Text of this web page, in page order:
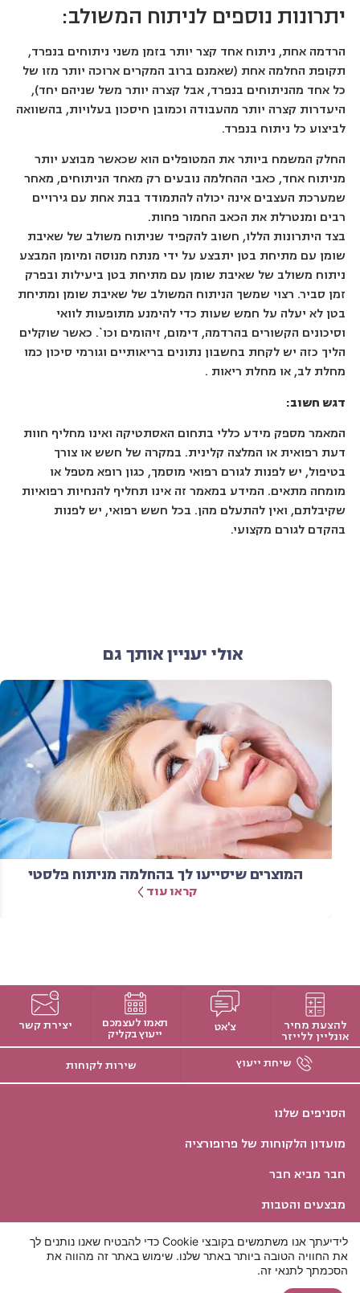
יתרונות נוספים לניתוח המשולב:
הרדמה אחת, ניתוח אחד קצר יותר בזמן משני ניתוחים בנפרד,
תקופת החלמה אחת (שאמנם ברוב המקרים ארוכה יותר מזו של
כל אחד מהניתוחים בנפרד, אבל קצרה יותר משל שניהם יחד),
היעדרות קצרה יותר מהעבודה וכמובן חיסכון בעלויות, בהשוואה
לביצוע כל ניתוח בנפרד.
החלק המשמח ביותר את המטופלים הוא שכאשר מבוצע יותר
מניתוח אחד, כאבי ההחלמה נובעים רק מאחד הניתוחים, מאחר
שמערכת העצבים אינה יכולה להתמודד בבת אחת עם גירויים
רבים ומנטרלת את הכאב החמור פחות.
בצד היתרונות הללו, חשוב להקפיד שניתוח משולב של שאיבת
שומן עם מתיחת בטן יתבצע על ידי מנתח מנוסה ומיומן המבצע
ניתוח משולב של שאיבת שומן עם מתיחת בטן ביעילות ובפרק
זמן סביר. רצוי שמשך הניתוח המשולב של שאיבת שומן ומתיחת
בטן לא יעלה על חמש שעות כדי להימנע מתופעות לוואי
וסיכונים הקשורים בהרדמה, דימום, זיהומים וכו`. כאשר שוקלים
הליך כזה יש לקחת בחשבון נתונים בריאותיים וגורמי סיכון כמו
מחלת לב, או מחלת ריאות .
דגש חשוב:
המאמר מספק מידע כללי בתחום האסתטיקה ואינו מחליף חוות
דעת רפואית או המלצה קלינית. במקרה של חשש או צורך
בטיפול, יש לפנות לגורם רפואי מוסמך, כגון רופא מטפל או
מומחה מתאים. המידע במאמר זה אינו תחליף להנחיות רפואיות
שקיבלתם, ואין להתעלם מהן. בכל חשש רפואי, יש לפנות
בהקדם לגורם מקצועי.
אולי יעניין אותך גם
המוצרים שיסייעו לך בהחלמה מניתוח פלסטי
קראו עוד
להצעת מחיר
אונליין ללייזר
צ'אט תאמו לעצמכם
ייעוץ בקליק
יצירת קשר
שיחת ייעוץ שירות לקוחות
הסניפים שלנו
מועדון הלקוחות של פרופורציה
חבר מביא חבר
מבצעים והטבות
שירות לקוחות
חייגו 5599*
לידיעתך אנו משתמשים בקובצי Cookie כדי להבטיח שאנו נותנים לך
את החוויה הטובה ביותר באתר שלנו. שימוש באתר זה מהווה את
הסכמתך לתנאי זה.